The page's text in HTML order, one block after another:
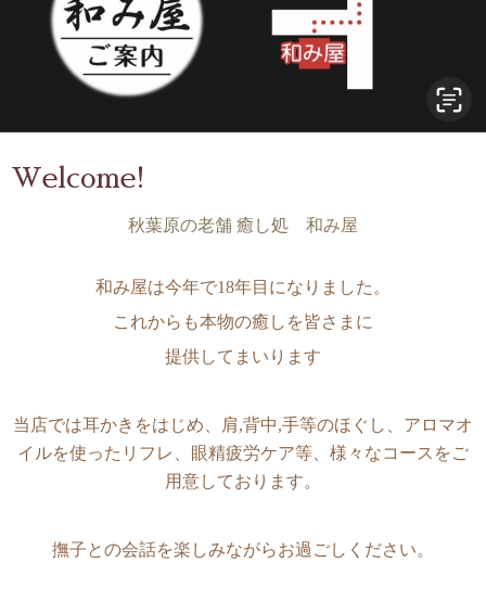
Welcome!
秋葉原の老舗 癒し処 和み屋
和み屋は今年で18年目になりました。
これからも本物の癒しを皆さまに
提供してまいります
当店では耳かきをはじめ、肩,背中,手等のほぐし、 アロマオ
イルを使った リフレ、眼精疲労ケア等、 様々なコースをご
用意しております。
撫子との会話を楽しみながらお過ごしください。